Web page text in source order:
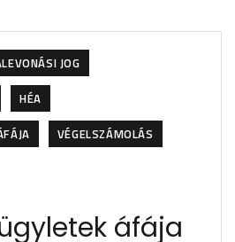
JOG
HÉA
VÉGELSZÁMOLÁS
áfája